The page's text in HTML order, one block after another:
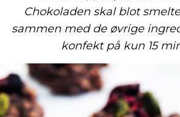
Chokoladen skal blot
sammen med de øvrige
konfekt på kun 15